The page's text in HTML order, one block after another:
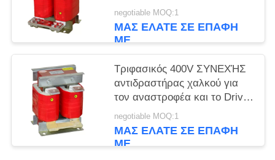
40A 50A
negotiable MOQ:1
ΜΑΣ ΕΛΆΤΕ ΣΕ ΕΠΑΦΉ
ΜΕ
Τριφασικός 400V ΣΥΝΕΧΉΣ
αντιδραστήρας χαλκού για
τον αναστροφέα και το Drive
εναλλασσόμενου ρεύματος
negotiable MOQ:1
ΜΑΣ ΕΛΆΤΕ ΣΕ ΕΠΑΦΉ
ΜΕ